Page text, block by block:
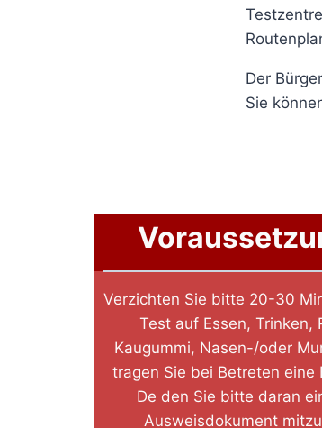
Der
Sie
Verzichten Sie bitte 20-30
Test auf Essen, Trinken,
Kaugummi, Nasen-/oder
tragen Sie bei Betreten eine
De den Sie bitte daran
Ausweisdokument